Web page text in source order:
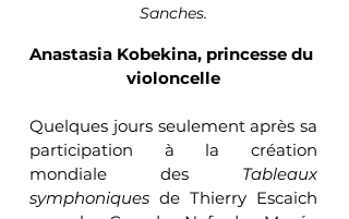
Sanches.
Anastasia Kobekina, princesse du
violoncelle
Quelques jours seulement après sa
participation à la création
mondiale des Tableaux
symphoniques de Thierry Escaich